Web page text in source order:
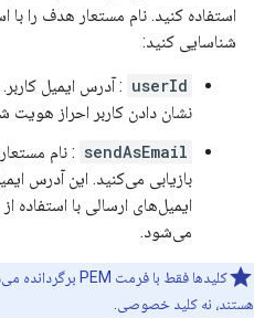
استفاده کنید. نام مستعار هدف را با
شناسایی کنید:
userId : آدرس ایمیل کاربر.
نشان دادن کاربر احراز هویت
sendAsEmail : نام
بازیابی می‌کنید. این آدرس
ایمیل‌های ارسالی با استفاده
می‌شود.
هستند، نه کلید خصوصی.